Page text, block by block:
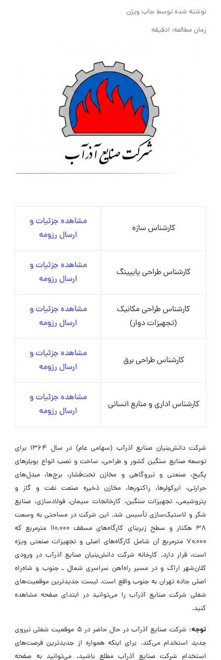
نوشته شده توسطجاب ویژن
زمان مطالعه: 1دقیقه
کارشناس سازه
مشاهده جزئیات و
ارسال رزومه
کارشناس طراحی پایپینگ
مشاهده جزئیات و
ارسال رزومه
کارشناس طراحی مکانیک
(تجهیزات دوار)
مشاهده جزئیات و
ارسال رزومه
کارشناس طراحی برق
مشاهده جزئیات و
ارسال رزومه
کارشناس اداری و منابع انسانی
مشاهده جزئیات و
ارسال رزومه
شرکت دانش‌بنیان صنایع آذرآب (سهامی عام) در سال ۱۳۶۴ برای
توسعه صنایع سنگین کشور و طراحی، ساخت و نصب انواع بویلرهای
پکیج، صنعتی و نیروگاهی و مخازن تحت‌فشار، برج‌ها، مبدل‌های
حرارتی، ایرکولرها، راکتورها، مخازن ذخیره صنعت نفت و گاز و
پتروشیمی، تجهیزات سنگین، کارخانجات سیمان، فولادسازی، صنایع
شکر و لاستیک‌سازی تأسیس شد. این شرکت در مساحتی به وسعت
۳۸ هکتار و سطح زیربنای کارگاه‌های مسقف ۱۱۰,۰۰۰ مترمربع که
۷۰,۰۰۰ مترمربع آن شامل کارگاه‌های اصلی و تجهیزات صنعتی ویژه
است، قرار دارد. کارخانه شرکت دانش‌بنیان صنایع آذرآب در ورودی
کلان‌شهر اراک و در مسیر راه‌آهن سراسری شمال ـ جنوب و شاه‌راه
اصلی جاده تهران به جنوب واقع است. لیست جدیدترین موقعیت‌های
شغلی شرکت صنایع آذرآب را می‌توانید در ابتدای صفحه مشاهده
کنید.
توجه:
شرکت صنایع آذرآب در حال حاضر در ۵ موقعیت شغلی نیروی
جدید استخدام می‌کند. برای اینکه همواره از جدیدترین فرصت‌های
استخدام شرکت صنایع آذرآب مطلع باشید، می‌توانید به صفحه